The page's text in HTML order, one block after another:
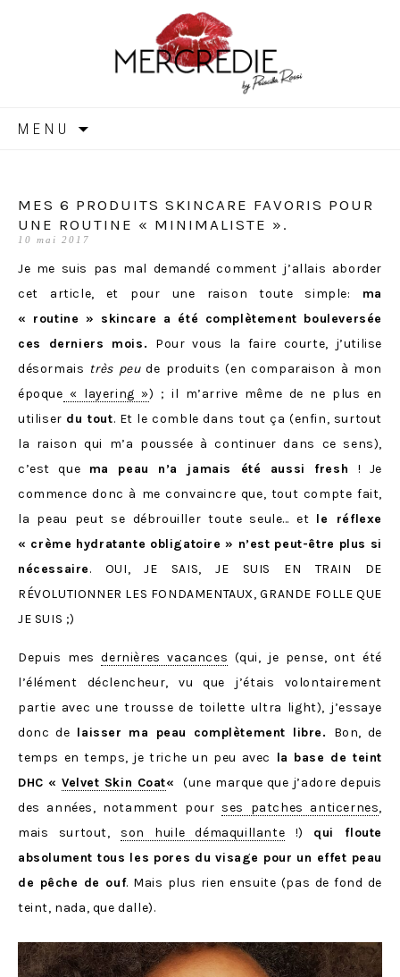
MERCREDIE
MENU
MES 6 PRODUITS SKINCARE FAVORIS POUR
UNE ROUTINE « MINIMALISTE ».
10 mai 2017
Je me suis pas mal demandé comment j’allais aborder
cet article, et pour une raison toute simple: ma
« routine » skincare a été complètement bouleversée
ces derniers mois. Pour vous la faire courte, j’utilise
désormais très peude produits (en comparaison à mon
époque « layering ») ; il m’arrive même de ne plus en
utiliser du tout. Et le comble dans tout ça (enfin, surtout
la raison qui m’a poussée à continuer dans ce sens),
c’est que ma peau n’a jamais été aussi fresh ! Je
commence donc à me convaincre que, tout compte fait,
la peau peut se débrouiller toute seule… et le réflexe
« crème hydratante obligatoire » n’est peut-être plus si
nécessaire. OUI, JE SAIS, JE SUIS EN TRAIN DE
RÉVOLUTIONNER LES FONDAMENTAUX, GRANDE FOLLE QUE
JE SUIS ;)
Depuis mesdernières vacances (qui, je pense, ont été
l’élément déclencheur, vu que j’étais volontairement
partie avec une trousse de toilette ultra light), j’essaye
donc de laisser ma peau complètement libre. Bon, de
temps en temps, je triche un peu avec la base de teint
DHC « Velvet Skin Coat«
(une marque que j’adore depuis
des années, notamment pour ses patches anticernes,
mais surtout, son huile démaquillante !) qui floute
absolument tous les pores du visage pour un effet peau
de pêche de ouf. Mais plus rien ensuite (pas de fond de
teint, nada, que dalle).